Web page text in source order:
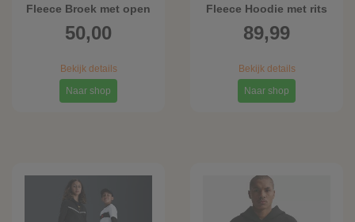
Fleece Broek met open
zoom voor jongens -
Zwart
50,00
Bekijk details
Naar shop
Fleece Hoodie met rits
voor jongens - Zwart
89,99
Bekijk details
Naar shop